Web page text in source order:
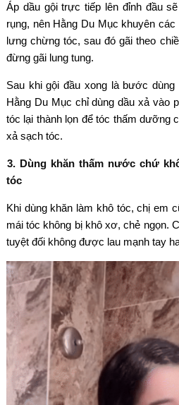
Áp dầu gội trực tiếp lên đỉnh đầu
rụng, nên Hằng Du Mục khuyên
lưng chừng tóc, sau đó gãi theo
đừng gãi lung tung.
Sau khi gội đầu xong là bước
Hằng Du Mục chỉ dùng dầu xả vào
tóc lại thành lọn để tóc thấm dưỡng
xả sạch tóc.
3. Dùng khăn thấm nước chứ
tóc
Khi dùng khăn làm khô tóc, chị em
mái tóc không bị khô xơ, chẻ ngọn.
tuyệt đối không được lau mạnh tay